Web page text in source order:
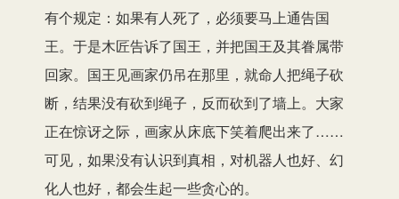
有个规定：如果有人死了，必须要马上通告国
王。于是木匠告诉了国王，并把国王及其眷属带
回家。国王见画家仍吊在那里，就命人把绳子砍
断，结果没有砍到绳子，反而砍到了墙上。大家
正在惊讶之际，画家从床底下笑着爬出来了……
可见，如果没有认识到真相，对机器人也好、幻
化人也好，都会生起一些贪心的。